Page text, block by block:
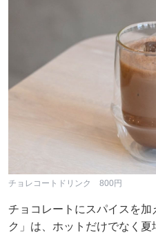
チョレコートドリンク 800円
チョコレートにスパイスを
ク」は、ホットだけでなく夏